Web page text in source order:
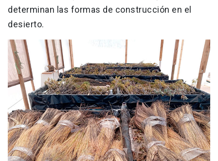
determinan las formas de construcción en el
desierto.